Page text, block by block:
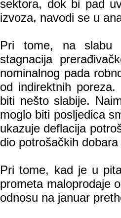
sektora, dok bi pad
izvoza, navodi se u
Pri tome, na slabu
stagnacija
nominalnog pada
od indirektnih
biti nešto slabije.
moglo biti posljedica
ukazuje deflacija
dio potrošačkih
Pri tome, kad je u
prometa maloprodaje
odnosu na januar